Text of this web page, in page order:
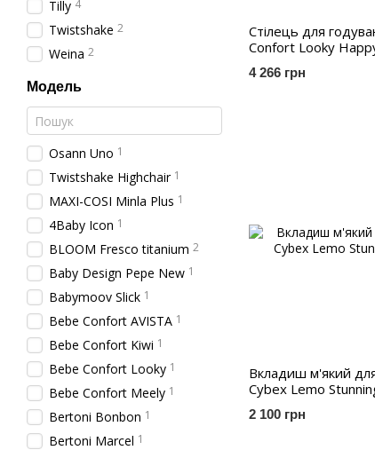
Стілець для
Confort Looky
4 266 грн
Вкладиш м'який
Cybex Lemo
2 100 грн
Tilly 4
Twistshake 2
Weina 2
Модель
Osann Uno 1
Twistshake Highchair 1
MAXI-COSI Minla Plus 1
4Baby Icon 1
BLOOM Fresco titanium 2
Baby Design Pepe New 1
Babymoov Slick 1
Bebe Confort AVISTA 1
Bebe Confort Kiwi 1
Bebe Confort Looky 1
Bebe Confort Meely 1
Bertoni Bonbon 1
Bertoni Marcel 1